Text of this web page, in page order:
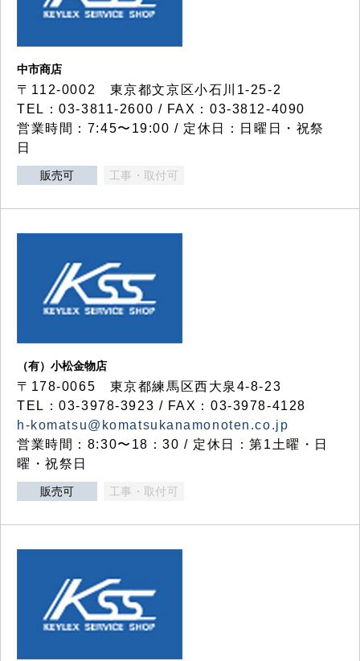
中市商店
〒112-0002 東京都文京区小石川1-25-2
TEL：03-3811-2600 / FAX：03-3812-4090
営業時間：7:45〜19:00 / 定休日：日曜日・祝祭
日
販売可 工事・取付可
（有）小松金物店
〒178-0065 東京都練馬区西大泉4-8-23
TEL：03-3978-3923 / FAX：03-3978-4128
h-komatsu@komatsukanamonoten.co.jp
営業時間：8:30〜18：30 / 定休日：第1土曜・日
曜・祝祭日
販売可 工事・取付可